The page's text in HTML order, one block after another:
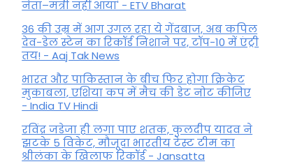
नेता–मंत्री नहीं आया' - ETV Bharat
36 की उम्र में आग उगल रहा ये गेंदबाज, अब कपिल
देव-डेल स्टेन का रिकॉर्ड निशाने पर, टॉप-10 में एंट्री
तय! - Aaj Tak News
भारत और पाकिस्तान के बीच फिर होगा क्रिकेट
मुकाबला, एशिया कप में मैच की डेट नोट कीजिए
- India TV Hindi
रविंद्र जडेजा ही लगा पाए शतक, कुलदीप यादव ने
झटके 5 विकेट, मौजूदा भारतीय टेस्ट टीम का
श्रीलंका के खिलाफ रिकॉर्ड - Jansatta